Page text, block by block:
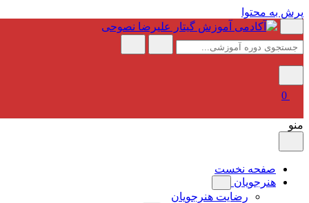
پرش به محتوا
0
منو
صفحه نخست
هنرجویان
رضایت هنرجویان